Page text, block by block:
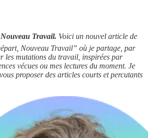
Travail. Voici un nouvel article de
Nouveau Travail” où je partage, par
les mutations du travail, inspirées par
vécues ou mes lectures du moment. Je
proposer des articles courts et percutants